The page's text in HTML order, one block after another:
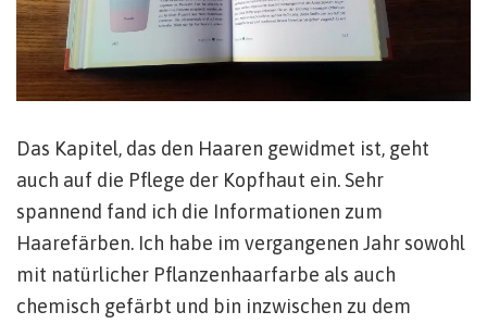
Das Kapitel, das den Haaren gewidmet ist, geht
auch auf die Pflege der Kopfhaut ein. Sehr
spannend fand ich die Informationen zum
Haarefärben. Ich habe im vergangenen Jahr sowohl
mit natürlicher Pflanzenhaarfarbe als auch
chemisch gefärbt und bin inzwischen zu dem